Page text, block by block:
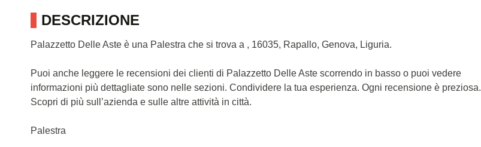
DESCRIZIONE
Palazzetto Delle Aste è una Palestra che si trova a , 16035, Rapallo, Genova, Liguria.
Puoi anche leggere le recensioni dei clienti di Palazzetto Delle Aste scorrendo in basso o puoi vedere
informazioni più dettagliate sono nelle sezioni. Condividere la tua esperienza. Ogni recensione è preziosa.
Scopri di più sull’azienda e sulle altre attività in città.
Palestra